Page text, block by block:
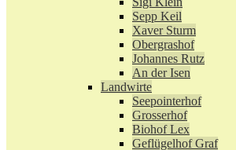
Sepp Keil
Xaver Sturm
Obergrashof
Johannes Rutz
An der Isen
Landwirte
Seepointerhof
Grosserhof
Biohof Lex
Geflügelhof Graf